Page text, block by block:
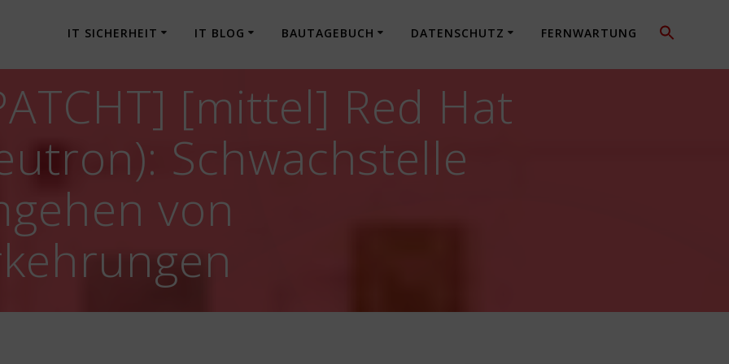
IT SICHERHEIT IT BLOG BAUTAGEBUCH DATENSCHUTZ FERNWARTUNG
[mittel] Red Hat
Schwachstelle
von